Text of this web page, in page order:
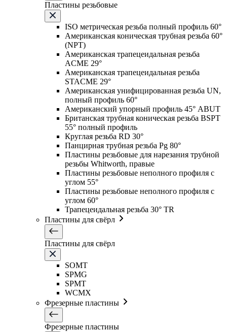
Пластины резьбовые
ISO метрическая резьба полный профиль 60°
Американская коническая трубная резьба 60°
(NPT)
Американская трапецеидальная резьба
ACME 29°
Американская трапецеидальная резьба
STACME 29°
Американская унифицированная резьба UN,
полный профиль 60°
Американский упорный профиль 45° ABUT
Британская трубная коническая резьба BSPT
55° полный профиль
Круглая резьба RD 30°
Панцирная трубная резьба Pg 80°
Пластины резьбовые для нарезания трубной
резьбы Whitworth, правые
Пластины резьбовые неполного профиля с
углом 55°
Пластины резьбовые неполного профиля с
углом 60°
Трапецеидальная резьба 30° TR
Пластины для свёрл
Пластины для свёрл
SOMT
SPMG
SPMT
WCMX
Фрезерные пластины
Фрезерные пластины